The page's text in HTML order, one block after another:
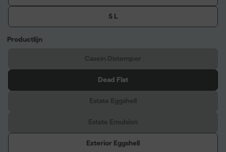
5 L
Productlijn
Dead Flat
Exterior Eggshell